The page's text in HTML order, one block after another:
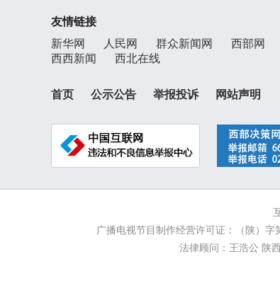
友情链接
新华网
人民网 群众新闻网 西部网
西西新闻
西北在线
首页 公示公告 举报投诉 网站声明
广播电视节目制作经营许可证：（陕
法律顾问：王浩公